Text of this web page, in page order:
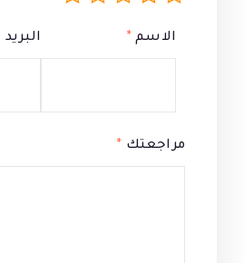
مراجعتك *
الاسم * البريد